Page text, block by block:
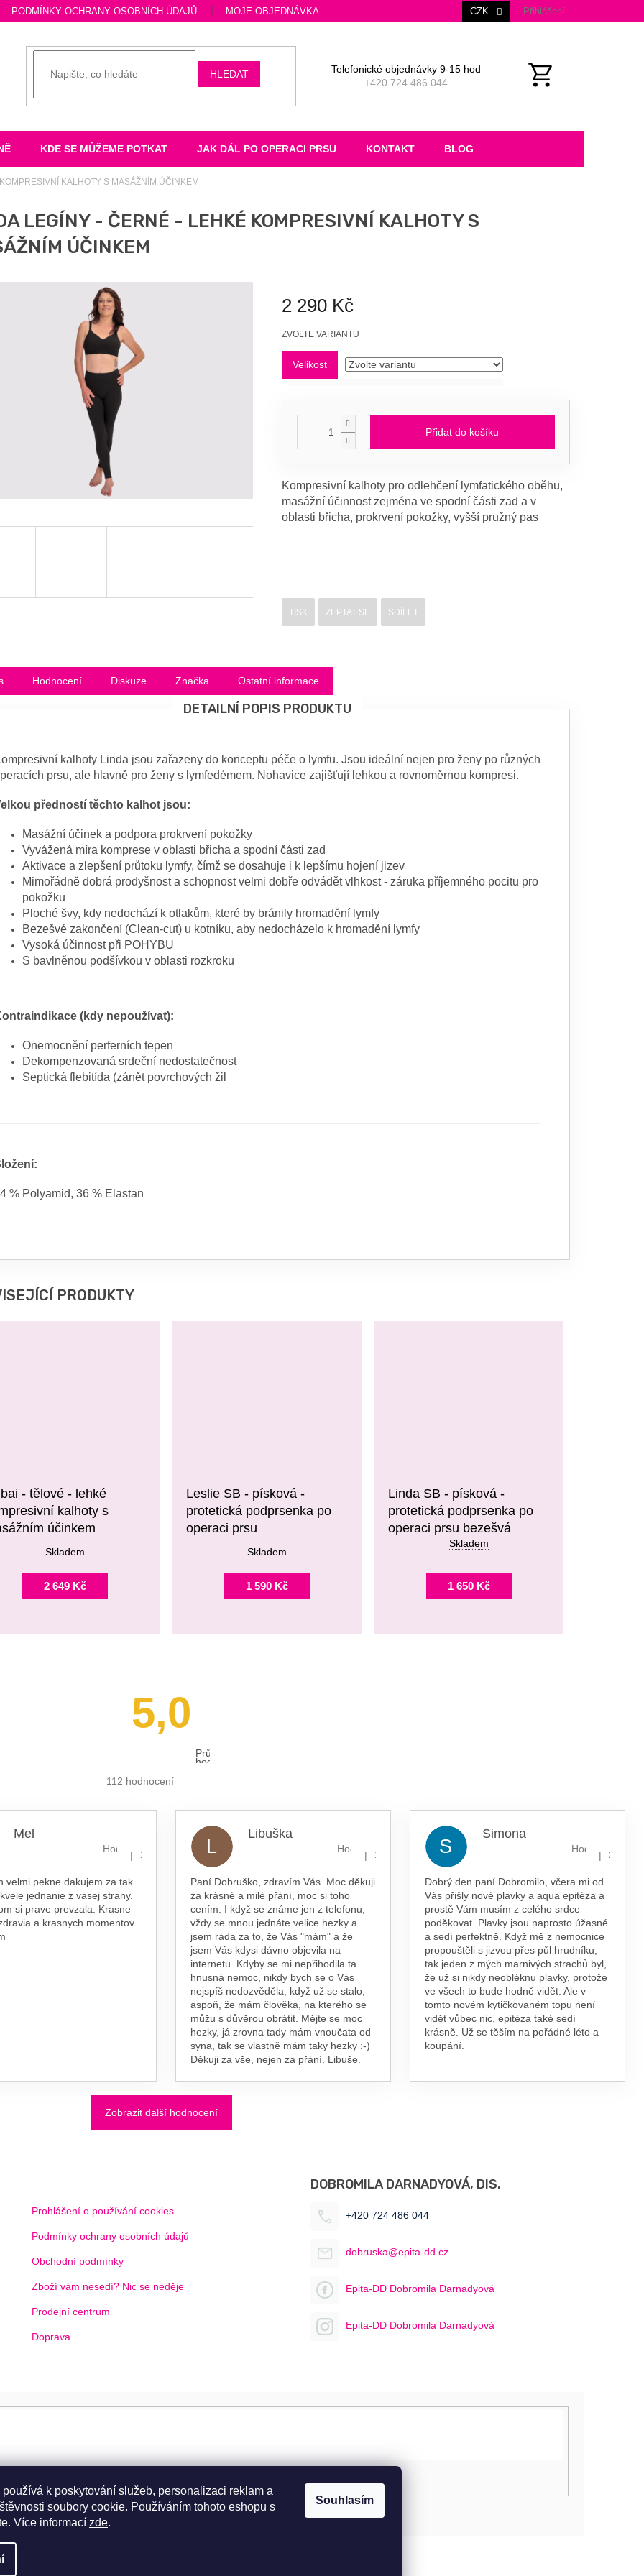
používá k poskytování služeb, personalizaci reklam a
soubory cookie. Používáním tohoto eshopu s
Více informací zde.
Souhlasím
PODMÍNKY OCHRANY OSOBNÍCH ÚDAJŮ MOJE OBJEDNÁVKA CZK Přihlášení
HLEDAT
Telefonické objednávky 9-15 hod
+420 724 486 044
KDE SE MŮŽEME POTKAT JAK DÁL PO OPERACI PRSU KONTAKT BLOG
KALHOTY S MASÁŽNÍM ÚČINKEM
LEGÍNY - ČERNÉ - LEHKÉ KOMPRESIVNÍ KALHOTY S
ÚČINKEM
2 290 Kč
Měrná
ZVOLTE VARIANTU
Velikost
Přidat do košíku
Kompresivní kalhoty pro odlehčení lymfatického oběhu,
masážní účinnost zejména ve spodní části zad a v
oblasti břicha, prokrvení pokožky, vyšší pružný pas
TISK ZEPTAT SE SDÍLET
Hodnocení Diskuze Značka Ostatní informace
DETAILNÍ POPIS PRODUKTU
kalhoty Linda jsou zařazeny do konceptu péče o lymfu. Jsou ideální nejen pro ženy po různých
prsu, ale hlavně pro ženy s lymfedémem. Nohavice zajišťují lehkou a rovnoměrnou kompresi.
předností těchto kalhot jsou:
Masážní účinek a podpora prokrvení pokožky
Vyvážená míra komprese v oblasti břicha a spodní části zad
Aktivace a zlepšení průtoku lymfy, čímž se dosahuje i k lepšímu hojení jizev
Mimořádně dobrá prodyšnost a schopnost velmi dobře odvádět vlhkost - záruka příjemného pocitu pro
pokožku
Ploché švy, kdy nedochází k otlakům, které by bránily hromadění lymfy
Bezešvé zakončení (Clean-cut) u kotníku, aby nedocházelo k hromadění lymfy
Vysoká účinnost při POHYBU
S bavlněnou podšívkou v oblasti rozkroku
(kdy nepoužívat):
Onemocnění perferních tepen
Dekompenzovaná srdeční nedostatečnost
Septická flebitída (zánět povrchových žil
% Polyamid, 36 % Elastan
PRODUKTY
- tělové - lehké
kalhoty s
účinkem
Skladem
2 649 Kč
Leslie SB - písková -
protetická podprsenka po
operaci prsu
Skladem
1 590 Kč
Linda SB - písková -
protetická podprsenka po
operaci prsu bezešvá
Skladem
1 650 Kč
5,0
Průměrné
hodnocení
112 hodnocení
Mel
Hodnocení obchodu je 5 z 5 hvězdiček.
| 16.7.2026
velmi pekne dakujem za tak
jednanie z vasej strany.
si prave prevzala. Krasne
a krasnych momentov
L
Libuška
Hodnocení obchodu je 5 z 5 hvězdiček.
| 13.7.2026
Paní Dobruško, zdravím Vás. Moc děkuji
za krásné a milé přání, moc si toho
cením. I když se známe jen z telefonu,
vždy se mnou jednáte velice hezky a
jsem ráda za to, že Vás "mám" a že
jsem Vás kdysi dávno objevila na
internetu. Kdyby se mi nepřihodila ta
hnusná nemoc, nikdy bych se o Vás
nejspíš nedozvěděla, když už se stalo,
aspoň, že mám člověka, na kterého se
můžu s důvěrou obrátit. Mějte se moc
hezky, já zrovna tady mám vnoučata od
syna, tak se vlastně mám taky hezky :-)
Děkuji za vše, nejen za přání. Libuše.
S
Simona
Hodnocení
|
Dobrý den paní Dobromilo, včera mi od
Vás přišly nové plavky a aqua epitéza a
prostě Vám musím z celého srdce
poděkovat. Plavky jsou naprosto úžasné
a sedí perfektně. Když mě z nemocnice
propouštěli s jizvou přes půl hrudníku,
tak jeden z mých marnivých strachů byl,
že už si nikdy neobléknu plavky, protože
ve všech to bude hodně vidět. Ale v
tomto novém kytičkovaném topu není
vidět vůbec nic, epitéza také sedí
krásně. Už se těším na pořádné léto a
koupání.
Zobrazit další hodnocení
Prohlášení o používání cookies
Podmínky ochrany osobních údajů
Obchodní podmínky
Zboží vám nesedí? Nic se neděje
Prodejní centrum
Doprava
DOBROMILA DARNADYOVÁ, DIS.
+420 724 486 044
dobruska@epita-dd.cz
Epita-DD Dobromila Darnadyová
Epita-DD Dobromila Darnadyová